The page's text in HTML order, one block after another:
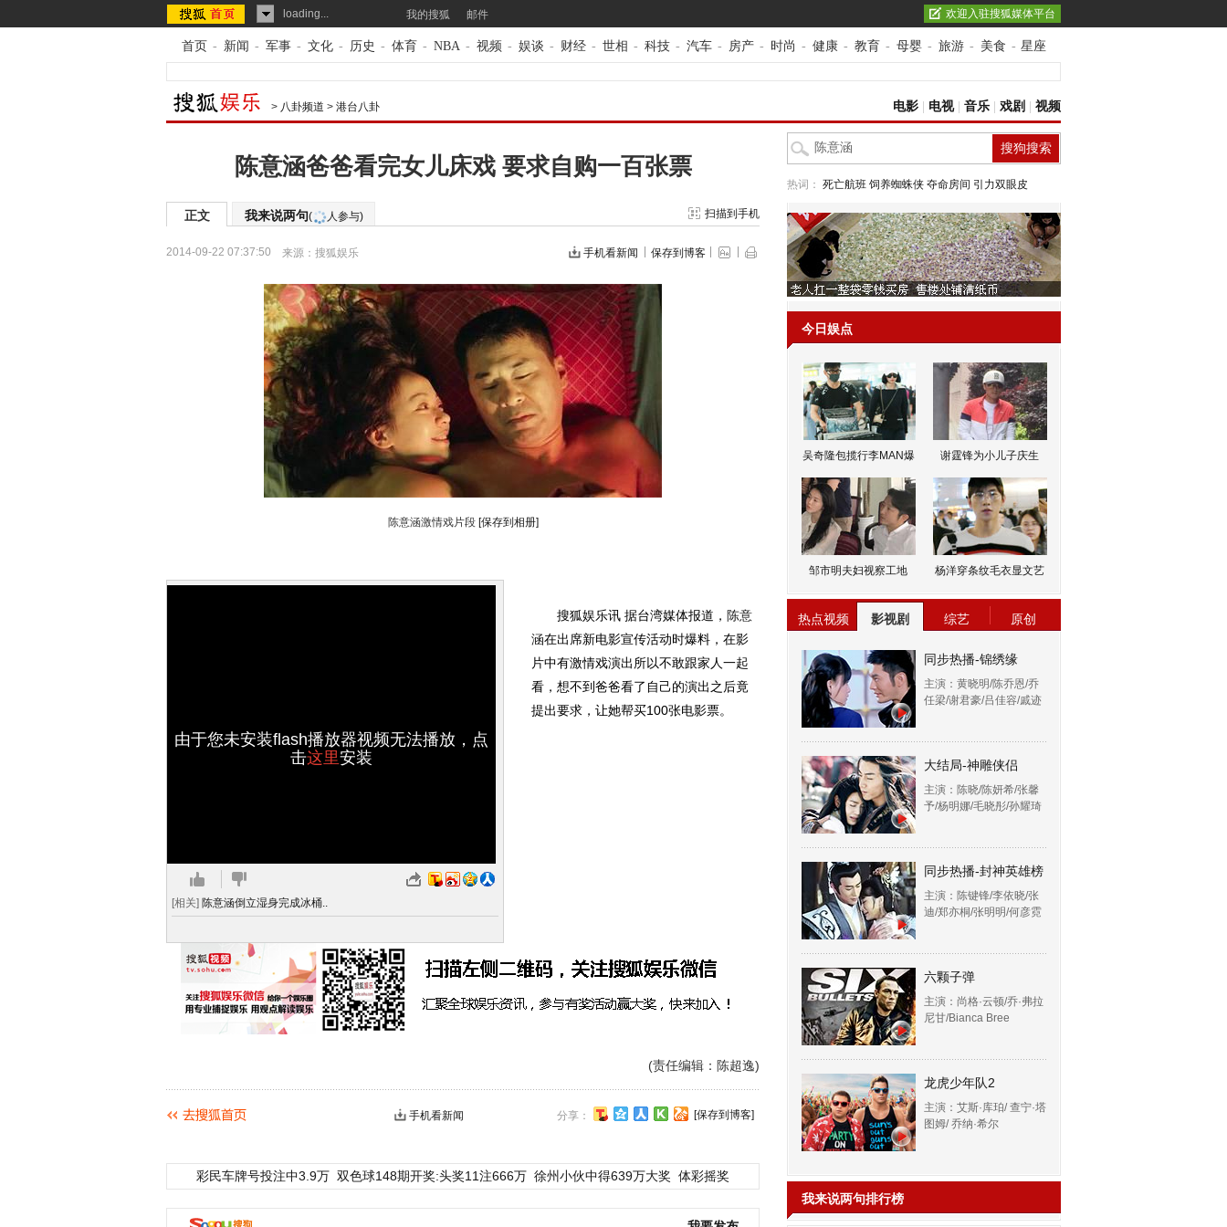
loading... 我的搜狐 邮件 欢迎入驻搜狐媒体平台
首页 - 新闻 - 军事 - 文化 - 历史 - 体育 - NBA - 视频 - 娱谈 - 财经 - 世相 - 科技 - 汽车 - 房产 - 时尚 - 健康 - 教育 - 母婴 - 旅游 - 美食 - 星座
> 八卦频道 > 港台八卦 电影 电视| 音乐 戏剧 视频
陈意涵爸爸看完女儿床戏 要求自购一百张票
正文 我来说两句( 人参与) 扫描到手机
2014-09-22 07:37:50 来源： 搜狐娱乐 手机看新闻 保存到博客
陈意涵激情戏片段 [保存到相册]
由于您未安装flash播放器视频无法播放，点
击这里安装
[相关] 陈意涵倒立湿身完成冰桶..
搜狐娱乐讯 据台湾媒体报道， 陈意
涵在出席新电影宣传活动时爆料，在影
片中有激情戏演出所以不敢跟家人一起
看，想不到爸爸看了自己的演出之后竟
提出要求，让她帮买100张电影票。
(责任编辑：陈超逸)
分享： [保存到博客]
手机看新闻
彩民车牌号投注中3.9万 双色球148期开奖:头奖11注666万 徐州小伙中得639万大奖 体彩摇奖
热词： 死亡航班 饲养蜘蛛侠 夺命房间 引力双眼皮
今日娱点
吴奇隆包揽行李MAN爆 谢霆锋为小儿子庆生
邹市明夫妇视察工地 杨洋穿条纹毛衣显文艺
热点视频 影视剧 综艺 原创
同步热播-锦绣缘
主演：黄晓明/陈乔恩/乔
任梁/谢君豪/吕佳容/戚迹
大结局-神雕侠侣
主演：陈晓/陈妍希/张馨
予/杨明娜/毛晓彤/孙耀琦
同步热播-封神英雄榜
主演：陈键锋/李依晓/张
迪/郑亦桐/张明明/何彦霓
六颗子弹
主演：尚格·云顿/乔·弗拉
尼甘/Bianca Bree
龙虎少年队2
主演：艾斯·库珀/ 查宁·塔
图姆/ 乔纳·希尔
我来说两句排行榜